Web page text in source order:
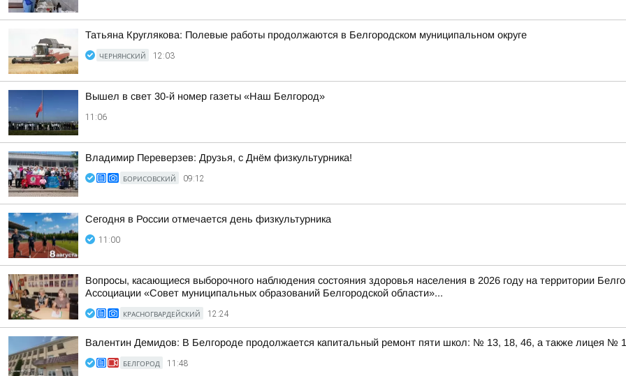
Татьяна Круглякова: Полевые работы продолжаются в Белгородском муниципальном округе
ЧЕРНЯНСКИЙ 12:03
Вышел в свет 30-й номер газеты «Наш Белгород»
11:06
Владимир Переверзев: Друзья, с Днём физкультурника!
БОРИСОВСКИЙ 09:12
Сегодня в России отмечается день физкультурника
11:00
Вопросы, касающиеся выборочного наблюдения состояния здоровья населения в 2026 году на территории
Ассоциации «Совет муниципальных образований Белгородской области»...
КРАСНОГВАРДЕЙСКИЙ 12:24
Валентин Демидов: В Белгороде продолжается капитальный ремонт пяти школ: № 13, 18, 46, а также лицея №
БЕЛГОРОД 11:48